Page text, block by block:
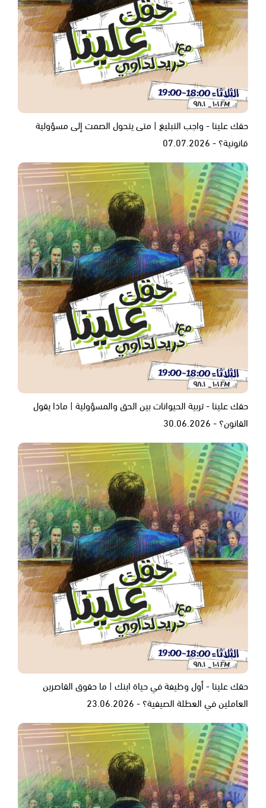
حقك علينا - واجب التبليغ | متى يتحول الصمت إلى مسؤولية
قانونية؟ - 07.07.2026
حقك علينا - تربية الحيوانات بين الحق والمسؤولية | ماذا يقول
القانون؟ - 30.06.2026
حقك علينا - أول وظيفة في حياة ابنك | ما حقوق القاصرين
العاملين في العطلة الصيفية؟ - 23.06.2026